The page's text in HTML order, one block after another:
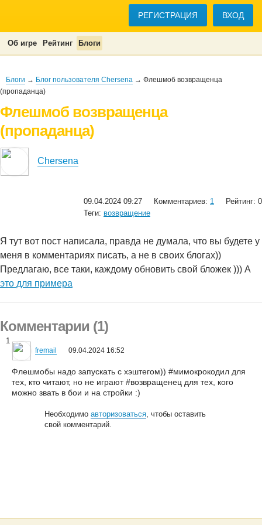
РЕГИСТРАЦИЯ ВХОД
Об игре Рейтинг Блоги
Блоги → Блог пользователя Chersena → Флешмоб возвращенца
(пропаданца)
Флешмоб возвращенца
(пропаданца)
Chersena
09.04.2024 09:27 Комментариев: 1
Рейтинг: 0
Теги: возвращение
Я тут вот пост написала, правда не думала, что вы будете у
меня в комментариях писать, а не в своих блогах))
Предлагаю, все таки, каждому обновить свой бложек ))) А
это для примера
Комментарии (1)
1
fremail 09.04.2024 16:52
Флешмобы надо запускать с хэштегом)) #мимокрокодил для
тех, кто читают, но не играют #возвращенец для тех, кого
можно звать в бои и на стройки :)
Необходимоавторизоваться, чтобы оставить
свой комментарий.